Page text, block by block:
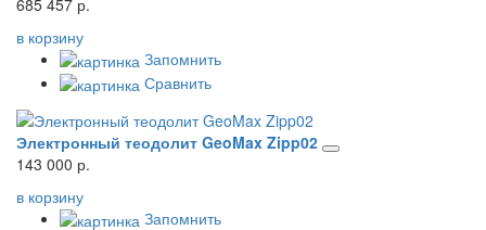
в корзину
Запомнить
Сравнить
Электронный теодолит GeoMax Zipp02
143 000 р.
в корзину
Запомнить